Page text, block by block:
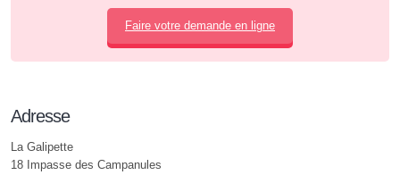
Faire votre demande en ligne
Adresse
La Galipette
18 Impasse des Campanules